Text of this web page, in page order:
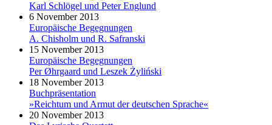
Karl Schlögel und Peter Englund
6 November 2013
Europäische Begegnungen
A. Chisholm und R. Safranski
15 November 2013
Europäische Begegnungen
Per Øhrgaard und Leszek Żyliński
18 November 2013
Buchpräsentation
»Reichtum und Armut der deutschen Sprache«
20 November 2013